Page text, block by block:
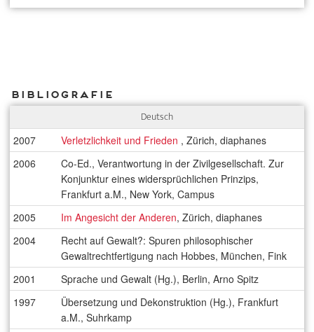
Bibliografie
Deutsch
2007 Verletzlichkeit und Frieden , Zürich, diaphanes
2006
Co-Ed., Verantwortung in der Zivilgesellschaft. Zur
Konjunktur eines widersprüchlichen Prinzips,
Frankfurt a.M., New York, Campus
2005
Im Angesicht der Anderen, Zürich, diaphanes
2004
Recht auf Gewalt?: Spuren philosophischer
Gewaltrechtfertigung nach Hobbes, München, Fink
2001
Sprache und Gewalt (Hg.), Berlin, Arno Spitz
1997
Übersetzung und Dekonstruktion (Hg.), Frankfurt
a.M., Suhrkamp